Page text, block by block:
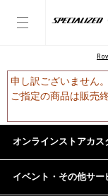
申し訳ございません。
ご指定の商品は販売
オンラインストアカス
イベント・その他サー